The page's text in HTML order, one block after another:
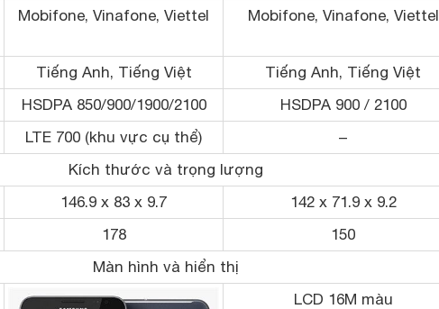
Mobifone, Vinafone, Viettel Mobifone, Vinafone, Viettel
Tiếng Anh, Tiếng Việt
Tiếng Anh, Tiếng Việt
HSDPA 850/900/1900/2100
HSDPA 900 / 2100
LTE 700 (khu vực cụ thể)
–
Kích thước và trọng lượng
146.9 x 83 x 9.7
142 x 71.9 x 9.2
178
150
Màn hình và hiển thị
LCD 16M màu